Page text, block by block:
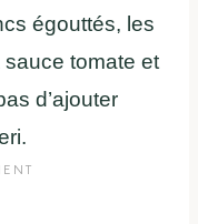
égouttés, les
tomate et
d’ajouter